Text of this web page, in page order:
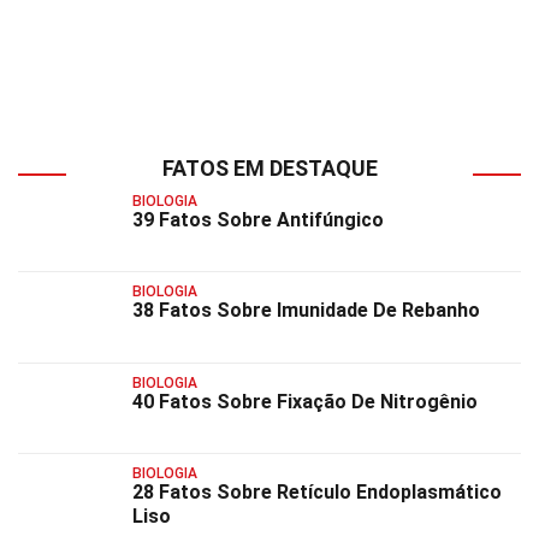
FATOS EM DESTAQUE
BIOLOGIA
39 Fatos Sobre Antifúngico
BIOLOGIA
38 Fatos Sobre Imunidade De Rebanho
BIOLOGIA
40 Fatos Sobre Fixação De Nitrogênio
BIOLOGIA
28 Fatos Sobre Retículo Endoplasmático
Liso